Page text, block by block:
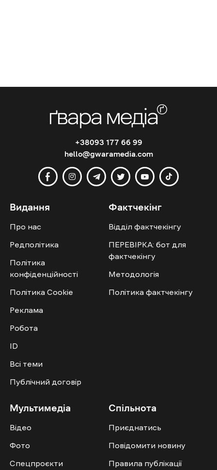
+38093 177 66 99
hello@gwaramedia.com
Видання
Про нас
Редполітика
Політика
конфіденційності
Політика Cookie
Реклама
Робота
ID
Всі теми
Публічний договір
Фактчекінг
Відділ фактчекінгу
ПЕРЕВІРКА: бот для
фактчекінгу
Методологія
Політика фактчекінгу
Мультимедіа
Відео
Фото
Спецпроєкти
Спільнота
Приєднатись
Повідомити новину
Правила публікації